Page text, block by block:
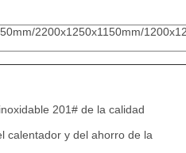
2200x1250x1150mm/
201# de la calidad
calentador y del ahorro de la